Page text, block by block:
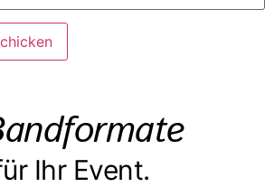
Ihr Event.